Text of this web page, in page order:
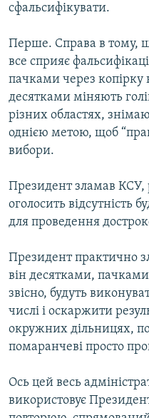
сфальсифікувати.
Перше. Справа в тому,
все сприяє
пачками через копірку
десятками міняють
різних областях,
однією метою, щоб
вибори.
Президент зламав
оголосить відсутність
для проведення
Президент практично
він десятками, пачками
звісно, будуть
числі і оскаржити
окружних дільницях,
помаранчеві просто
Ось цей весь
використовує